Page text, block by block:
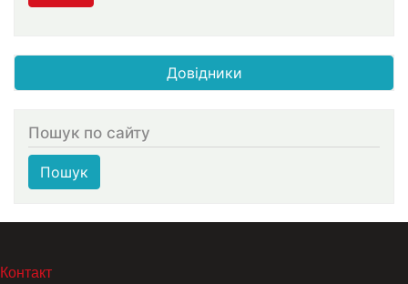
Довідники
Пошук по сайту
Пошук
МЕНЮ В ПОДВАЛЕ
Контакт